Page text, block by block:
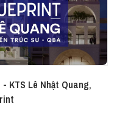
KTS Lê Nhật Quang,